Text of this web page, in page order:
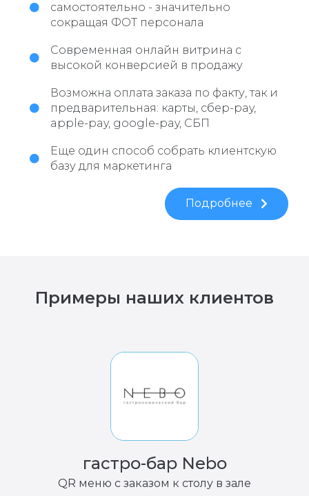
самостоятельно - значительно
сокращая ФОТ персонала
Современная онлайн витрина с
высокой конверсией в продажу
Возможна оплата заказа по факту, так и
предварительная: карты, сбер-pay,
apple-pay, google-pay, СБП
Еще один способ собрать клиентскую
базу для маркетинга
Подробнее
Примеры наших клиентов
гастро-бар Nebo
QR меню с заказом к столу в зале